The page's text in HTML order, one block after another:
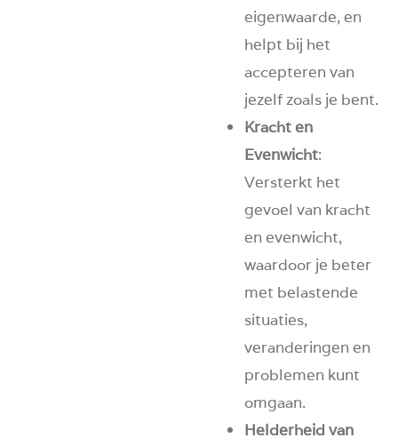
eigenwaarde, en
helpt bij het
accepteren van
jezelf zoals je bent.
Kracht en
Evenwicht:
Versterkt het
gevoel van kracht
en evenwicht,
waardoor je beter
met belastende
situaties,
veranderingen en
problemen kunt
omgaan.
Helderheid van